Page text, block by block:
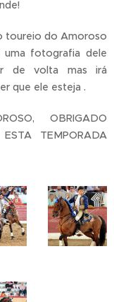
toureio do Amoroso
uma fotografia dele
de volta mas irá
que ele esteja .
OBRIGADO
TEMPORADA